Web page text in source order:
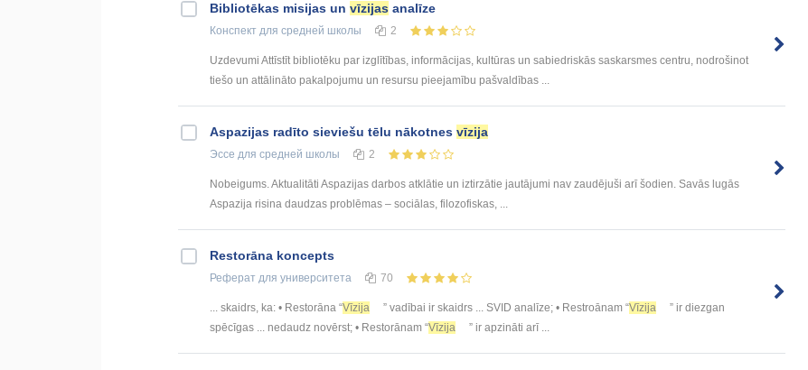
Bibliotēkas misijas un vīzijas analīze
Конспект для средней школы 2
Uzdevumi Attīstīt bibliotēku par izglītības, informācijas, kultūras un sabiedriskās saskarsmes centru, nodrošinot
tiešo un attālināto pakalpojumu un resursu pieejamību pašvaldības ...
Aspazijas radīto sieviešu tēlu nākotnes vīzija
Эссе для средней школы 2
Nobeigums. Aktualitāti Aspazijas darbos atklātie un iztirzātie jautājumi nav zaudējuši arī šodien. Savās lugās
Aspazija risina daudzas problēmas – sociālas, filozofiskas, ...
Restorāna koncepts
Реферат для университета 70
... skaidrs, ka: • Restorāna “Vīzija ” vadībai ir skaidrs ... SVID analīze; • Restroānam “Vīzija
” ir diezgan
spēcīgas ... nedaudz novērst; • Restorānam “Vīzija ” ir apzināti arī ...